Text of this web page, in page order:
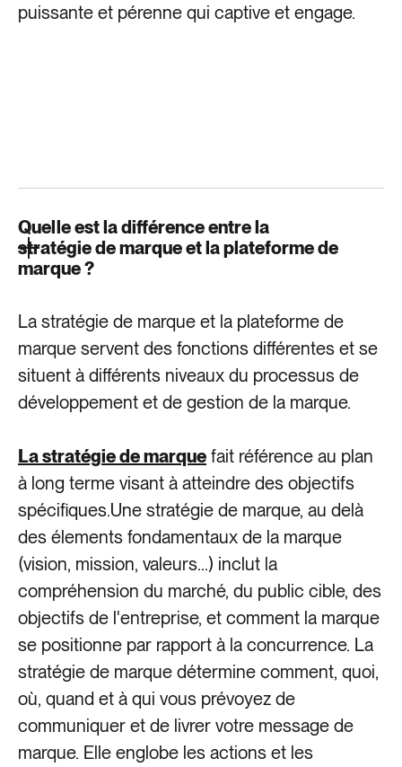
puissante et pérenne qui captive et engage.
Quelle est la différence entre la
stratégie de marque et la plateforme de
marque ?
La stratégie de marque et la plateforme de
marque servent des fonctions différentes et se
situent à différents niveaux du processus de
développement et de gestion de la marque.
La stratégie de marque fait référence au plan
à long terme visant à atteindre des objectifs
spécifiques.Une stratégie de marque, au delà
des élements fondamentaux de la marque
(vision, mission, valeurs...) inclut la
compréhension du marché, du public cible, des
objectifs de l'entreprise, et comment la marque
se positionne par rapport à la concurrence. La
stratégie de marque détermine comment, quoi,
où, quand et à qui vous prévoyez de
communiquer et de livrer votre message de
marque. Elle englobe les actions et les